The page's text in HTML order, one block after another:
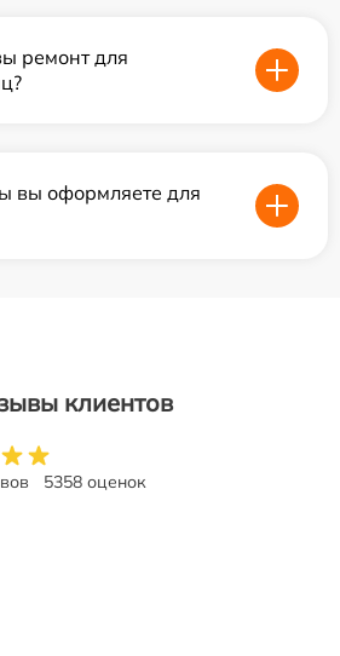
ремонт для
вы оформляете для
клиентов
5358 оценок